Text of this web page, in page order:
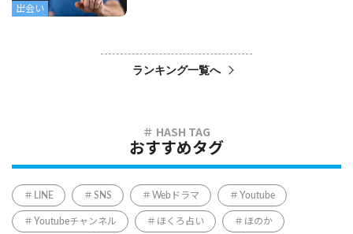
出会い
ランキング一覧へ
おすすめタグ
LINE SNS Webドラマ Youtube
Youtubeチャンネル ほくろ占い ほのか